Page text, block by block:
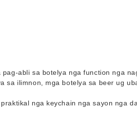
abli sa botelya nga function nga
sa ilimnon, mga botelya sa beer ug
nga keychain nga sayon ​​nga